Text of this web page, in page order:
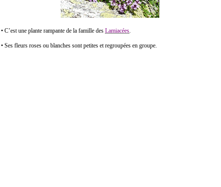
• C’est une plante rampante de la famille des Lamiacées.
• Ses fleurs roses ou blanches sont petites et regroupées en groupe.